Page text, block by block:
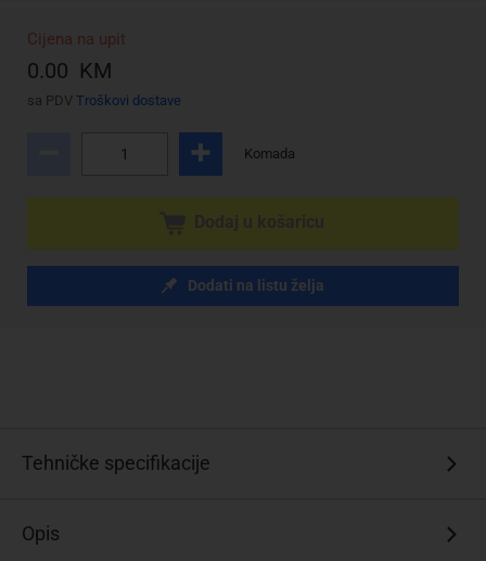
Cijena na upit
0.00 KM
sa PDV Troškovi dostave
Komada
Dodati na listu želja
Tehničke specifikacije
Opis